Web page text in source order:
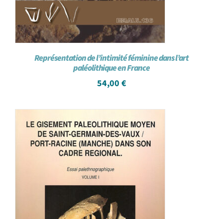
Représentation de l’intimité féminine dans l’art
paléolithique en France
54,00 €